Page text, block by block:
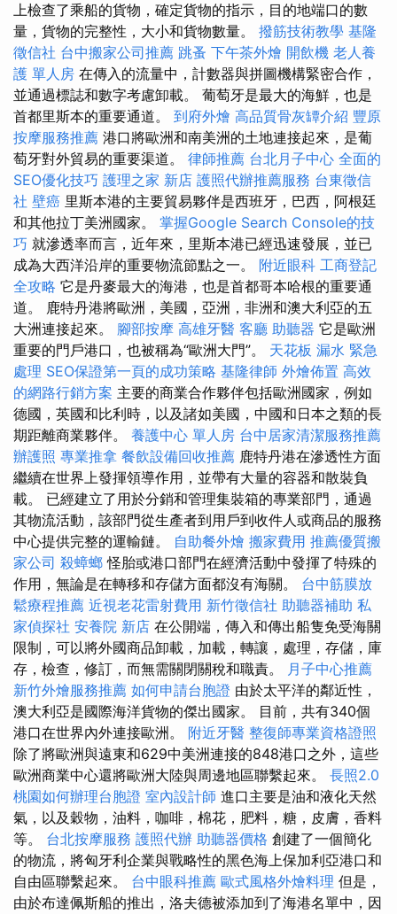
上檢查了乘船的貨物，確定貨物的指示，目的地端口的數
量，貨物的完整性，大小和貨物數量。 撥筋技術教學 基隆
徵信社 台中搬家公司推薦 跳蚤 下午茶外燴 開飲機 老人養
護 單人房 在傳入的流量中，計數器與拼圖機構緊密合作，
並通過標誌和數字考慮卸載。 葡萄牙是最大的海鮮，也是
首都里斯本的重要通道。 到府外燴 高品質骨灰罈介紹 豐原
按摩服務推薦 港口將歐洲和南美洲的土地連接起來，是葡
萄牙對外貿易的重要渠道。 律師推薦 台北月子中心 全面的
SEO優化技巧 護理之家 新店 護照代辦推薦服務 台東徵信
社 壁癌 里斯本港的主要貿易夥伴是西班牙，巴西，阿根廷
和其他拉丁美洲國家。 掌握Google Search Console的技
巧 就滲透率而言，近年來，里斯本港已經迅速發展，並已
成為大西洋沿岸的重要物流節點之一。 附近眼科 工商登記
全攻略 它是丹麥最大的海港，也是首都哥本哈根的重要通
道。 鹿特丹港將歐洲，美國，亞洲，非洲和澳大利亞的五
大洲連接起來。 腳部按摩 高雄牙醫 客廳 助聽器 它是歐洲
重要的門戶港口，也被稱為“歐洲大門”。 天花板 漏水 緊急
處理 SEO保證第一頁的成功策略 基隆律師 外燴佈置 高效
的網路行銷方案 主要的商業合作夥伴包括歐洲國家，例如
德國，英國和比利時，以及諸如美國，中國和日本之類的長
期距離商業夥伴。 養護中心 單人房 台中居家清潔服務推薦
辦護照 專業推拿 餐飲設備回收推薦 鹿特丹港在滲透性方面
繼續在世界上發揮領導作用，並帶有大量的容器和散裝負
載。 已經建立了用於分銷和管理集裝箱的專業部門，通過
其物流活動，該部門從生產者到用戶到收件人或商品的服務
中心提供完整的運輸鏈。 自助餐外燴 搬家費用 推薦優質搬
家公司 殺蟑螂 怪胎或港口部門在經濟活動中發揮了特殊的
作用，無論是在轉移和存儲方面都沒有海關。 台中筋膜放
鬆療程推薦 近視老花雷射費用 新竹徵信社 助聽器補助 私
家偵探社 安養院 新店 在公開端，傳入和傳出船隻免受海關
限制，可以將外國商品卸載，加載，轉讓，處理，存儲，庫
存，檢查，修訂，而無需關閉關稅和職責。 月子中心推薦
新竹外燴服務推薦 如何申請台胞證 由於太平洋的鄰近性，
澳大利亞是國際海洋貨物的傑出國家。 目前，共有340個
港口在世界內外連接歐洲。 附近牙醫 整復師專業資格證照
除了將歐洲與遠東和629中美洲連接的848港口之外，這些
歐洲商業中心還將歐洲大陸與周邊地區聯繫起來。 長照2.0
桃園如何辦理台胞證 室內設計師 進口主要是油和液化天然
氣，以及穀物，油料，咖啡，棉花，肥料，糖，皮膚，香料
等。 台北按摩服務 護照代辦 助聽器價格 創建了一個簡化
的物流，將匈牙利企業與戰略性的黑色海上保加利亞港口和
自由區聯繫起來。 台中眼科推薦 歐式風格外燴料理 但是，
由於布達佩斯船的推出，洛夫德被添加到了海港名單中，因